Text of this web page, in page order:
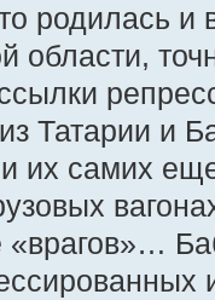
родилась и
области,
Татарии и
их самих